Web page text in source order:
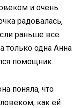
и очень
радовалась,
раньше все
только одна Анна
помощник.
поняла, что
как ей